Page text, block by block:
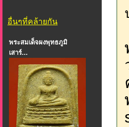
อื่นๆที่คล้ายกัน
พระสมเด็จผงพุทธภูมิ
เสาร์...